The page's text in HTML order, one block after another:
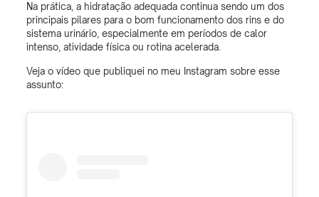
Na prática, a hidratação adequada continua sendo um dos
principais pilares para o bom funcionamento dos rins e do
sistema urinário, especialmente em períodos de calor
intenso, atividade física ou rotina acelerada.
Veja o vídeo que publiquei no meu Instagram sobre esse
assunto: